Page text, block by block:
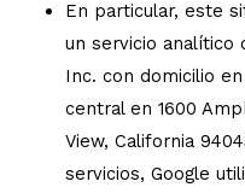
En particular, este
un servicio analítico
Inc. con domicilio
central en 1600
View, California
servicios, Google